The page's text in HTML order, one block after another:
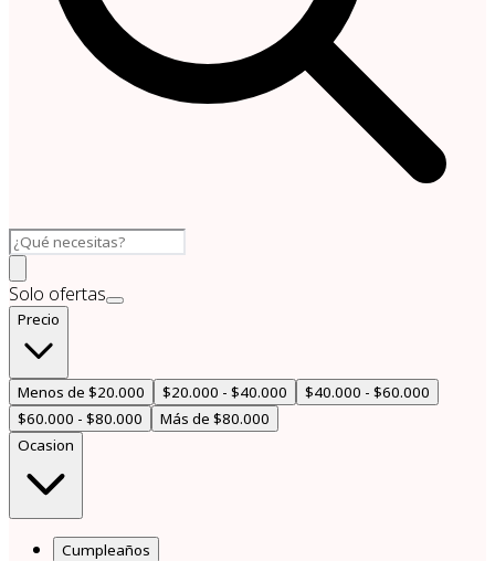
Solo ofertas
Precio
Menos de $20.000 $20.000 - $40.000
$40.000 - $60.000
$60.000 - $80.000
Más de $80.000
Ocasion
Cumpleaños